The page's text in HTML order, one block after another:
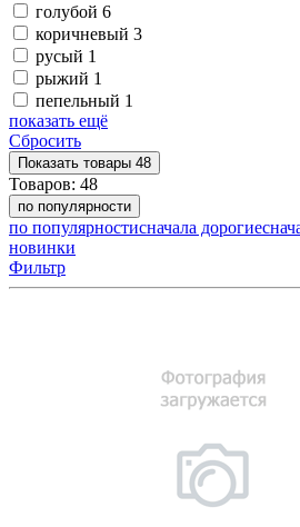
голубой 6
коричневый 3
русый 1
рыжий 1
пепельный 1
показать ещё
Сбросить
Показать товары 48
Товаров: 48
по популярности
по популярностисначала дорогие
новинки
Фильтр